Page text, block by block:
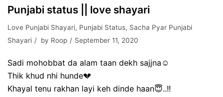
Punjabi status || love shayari
Love Punjabi Shayari, Punjabi Status, Sacha Pyar Punjabi
Shayari
by Roop September 11, 2020
Sadi mohobbat da alam taan dekh sajjna☺️
Thik khud nhi hunde💔
Khayal tenu rakhan layi keh dinde haan😇..!!